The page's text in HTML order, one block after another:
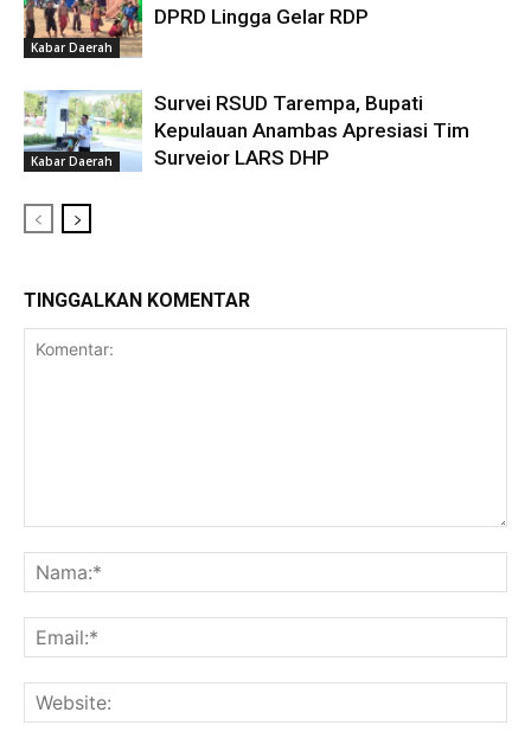
Kabar Daerah
DPRD Lingga Gelar RDP
Kabar Daerah
Survei RSUD Tarempa, Bupati
Kepulauan Anambas Apresiasi Tim
Surveior LARS DHP
TINGGALKAN KOMENTAR